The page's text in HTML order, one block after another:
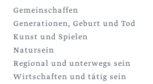
Gemeinschaffen
Generationen, Geburt und Tod
Kunst und Spielen
Natursein
Regional und unterwegs sein
Wirtschaften und tätig sein